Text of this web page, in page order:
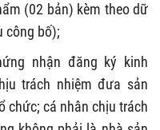
(02 bản) kèm theo dữ
công bố);
nhận đăng ký kinh
trách nhiệm đưa sản
chức; cá nhân chịu trách